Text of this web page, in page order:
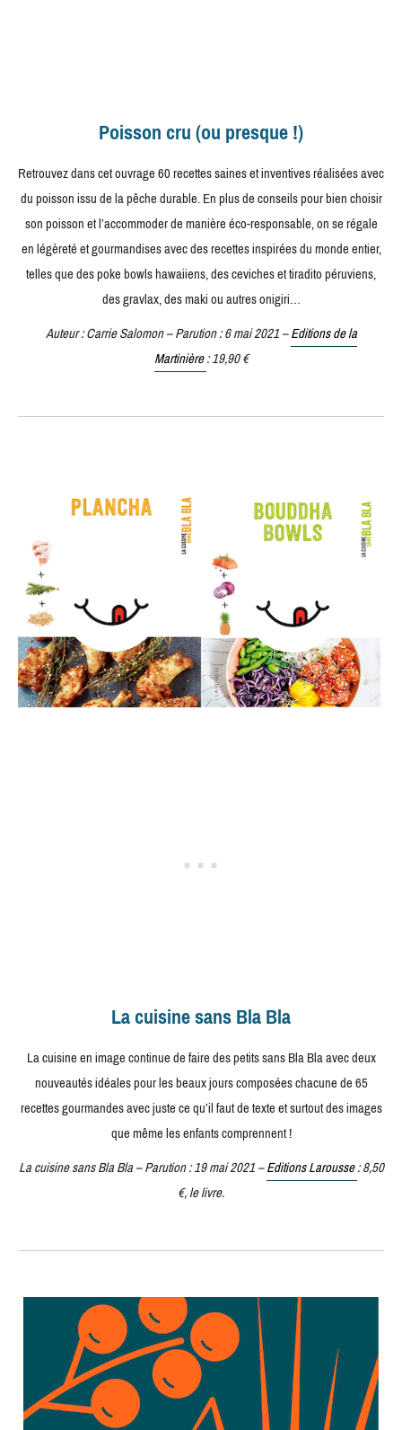
Poisson cru (ou presque !)
Retrouvez dans cet ouvrage 60 recettes saines et inventives réalisées avec
du poisson issu de la pêche durable. En plus de conseils pour bien choisir
son poisson et l’accommoder de manière éco-responsable, on se régale
en légèreté et gourmandises avec des recettes inspirées du monde entier,
telles que des poke bowls hawaiiens, des ceviches et tiradito péruviens,
des gravlax, des maki ou autres onigiri…
Auteur : Carrie Salomon – Parution : 6 mai 2021 –Editions de la
Martinière: 19,90 €
La cuisine sans Bla Bla
La cuisine en image continue de faire des petits sans Bla Bla avec deux
nouveautés idéales pour les beaux jours composées chacune de 65
recettes gourmandes avec juste ce qu’il faut de texte et surtout des images
que même les enfants comprennent !
La cuisine sans Bla Bla – Parution : 19 mai 2021 –Editions Larousse: 8,50
€, le livre.